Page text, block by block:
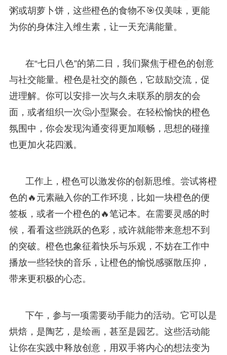
粥或胡萝卜饼，这些橙色的食物不🎯仅美味，更能
为你的身体注入维生素，让一天充满能量。
在“七日八色”的第二日，我们聚焦于橙色的创意
与社交能量。橙色是社交的颜色，它鼓励交流，促
进理解。你可以安排一次与久未联系的朋友的会
面，或者组织一次🤔小型聚会。在轻松愉快的橙色
氛围中，你会发现沟通变得更加顺畅，思想的碰撞
也更加火花四溅。
工作上，橙色可以激发你的创新思维。尝试将橙
色的🔥元素融入你的工作环境，比如一块橙色的便
签板，或者一个橙色的🔥笔记本。在需要灵感的时
候，看看这些跳跃的色彩，或许就能带来意想不到
的突破。橙色也象征着快乐与乐观，不妨在工作中
播放一些轻快的音乐，让橙色的愉悦感驱散压抑，
带来更积极的心态。
下午，参与一项需要动手能力的活动。它可以是
烘焙，是陶艺，是绘画，甚至是园艺。这些活动能
让你在实践中释放创意，用双手将内心的想法变为